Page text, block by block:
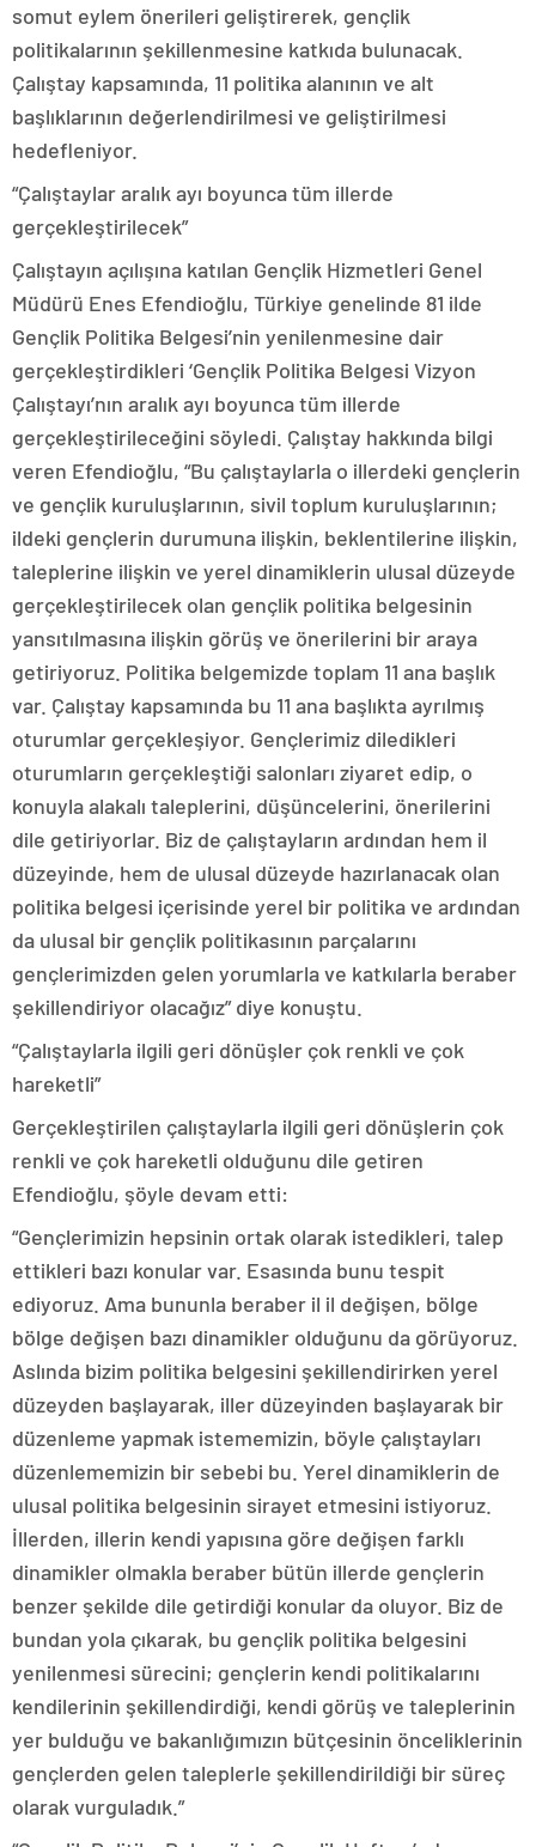
somut eylem önerileri geliştirerek, gençlik
politikalarının şekillenmesine katkıda bulunacak.
Çalıştay kapsamında, 11 politika alanının ve alt
başlıklarının değerlendirilmesi ve geliştirilmesi
hedefleniyor.
“Çalıştaylar aralık ayı boyunca tüm illerde
gerçekleştirilecek”
Çalıştayın açılışına katılan Gençlik Hizmetleri Genel
Müdürü Enes Efendioğlu, Türkiye genelinde 81 ilde
Gençlik Politika Belgesi’nin yenilenmesine dair
gerçekleştirdikleri ‘Gençlik Politika Belgesi Vizyon
Çalıştayı’nın aralık ayı boyunca tüm illerde
gerçekleştirileceğini söyledi. Çalıştay hakkında bilgi
veren Efendioğlu, “Bu çalıştaylarla o illerdeki gençlerin
ve gençlik kuruluşlarının, sivil toplum kuruluşlarının;
ildeki gençlerin durumuna ilişkin, beklentilerine ilişkin,
taleplerine ilişkin ve yerel dinamiklerin ulusal düzeyde
gerçekleştirilecek olan gençlik politika belgesinin
yansıtılmasına ilişkin görüş ve önerilerini bir araya
getiriyoruz. Politika belgemizde toplam 11 ana başlık
var. Çalıştay kapsamında bu 11 ana başlıkta ayrılmış
oturumlar gerçekleşiyor. Gençlerimiz diledikleri
oturumların gerçekleştiği salonları ziyaret edip, o
konuyla alakalı taleplerini, düşüncelerini, önerilerini
dile getiriyorlar. Biz de çalıştayların ardından hem il
düzeyinde, hem de ulusal düzeyde hazırlanacak olan
politika belgesi içerisinde yerel bir politika ve ardından
da ulusal bir gençlik politikasının parçalarını
gençlerimizden gelen yorumlarla ve katkılarla beraber
şekillendiriyor olacağız” diye konuştu.
“Çalıştaylarla ilgili geri dönüşler çok renkli ve çok
hareketli”
Gerçekleştirilen çalıştaylarla ilgili geri dönüşlerin çok
renkli ve çok hareketli olduğunu dile getiren
Efendioğlu, şöyle devam etti:
“Gençlerimizin hepsinin ortak olarak istedikleri, talep
ettikleri bazı konular var. Esasında bunu tespit
ediyoruz. Ama bununla beraber il il değişen, bölge
bölge değişen bazı dinamikler olduğunu da görüyoruz.
Aslında bizim politika belgesini şekillendirirken yerel
düzeyden başlayarak, iller düzeyinden başlayarak bir
düzenleme yapmak istememizin, böyle çalıştayları
düzenlememizin bir sebebi bu. Yerel dinamiklerin de
ulusal politika belgesinin sirayet etmesini istiyoruz.
İllerden, illerin kendi yapısına göre değişen farklı
dinamikler olmakla beraber bütün illerde gençlerin
benzer şekilde dile getirdiği konular da oluyor. Biz de
bundan yola çıkarak, bu gençlik politika belgesini
yenilenmesi sürecini; gençlerin kendi politikalarını
kendilerinin şekillendirdiği, kendi görüş ve taleplerinin
yer bulduğu ve bakanlığımızın bütçesinin önceliklerinin
gençlerden gelen taleplerle şekillendirildiği bir süreç
olarak vurguladık.”